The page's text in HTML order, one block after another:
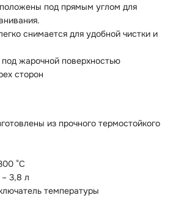
под прямым углом для
снимается для удобной чистки и
жарочной поверхностью
сторон
из прочного термостойкого
°C
3,8 л
температуры